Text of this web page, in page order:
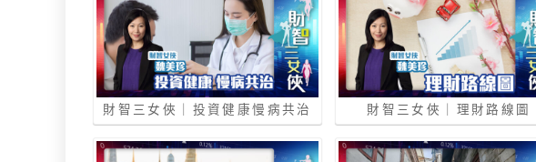
財智三女俠｜投資健康慢病共治 財智三女俠｜理財路線圖